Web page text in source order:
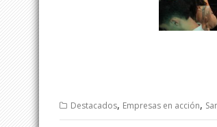
Destacados, Empresas en acción,